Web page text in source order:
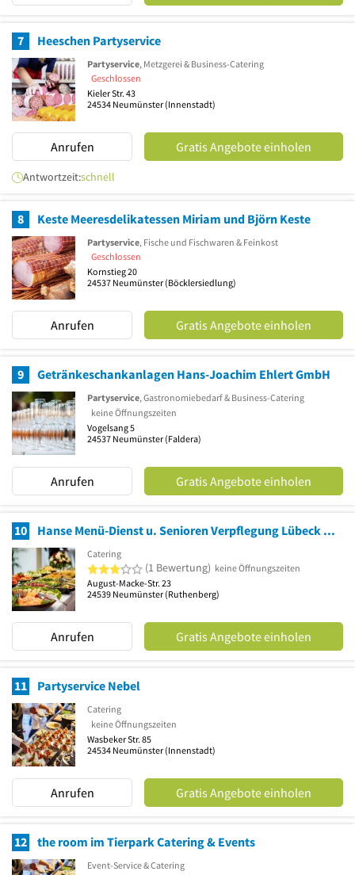
7 Heeschen Partyservice
Partyservice, Metzgerei & Business-Catering
Geschlossen
Kieler Str. 43
24534 Neumünster(Innenstadt)
Anrufen Gratis Angebote einholen
Antwortzeit:schnell
8 Keste Meeresdelikatessen Miriam und Björn Keste
Partyservice, Fische und Fischwaren & Feinkost
Geschlossen
Kornstieg 20
24537 Neumünster(Böcklersiedlung)
Anrufen Gratis Angebote einholen
9 Getränkeschankanlagen Hans-Joachim Ehlert GmbH
Partyservice, Gastronomiebedarf & Business-Catering
keine Öffnungszeiten
Vogelsang 5
24537 Neumünster(Faldera)
Anrufen Gratis Angebote einholen
10 Hanse Menü-Dienst u. Senioren Verpflegung Lübeck GmbH
Catering
3 von 5 Sternen
(1 Bewertung) keine Öffnungszeiten
August-Macke-Str. 23
24539 Neumünster(Ruthenberg)
Anrufen Gratis Angebote einholen
11 Partyservice Nebel
Catering
keine Öffnungszeiten
Wasbeker Str. 85
24534 Neumünster(Innenstadt)
Anrufen Gratis Angebote einholen
12 the room im Tierpark Catering & Events
Event-Service & Catering